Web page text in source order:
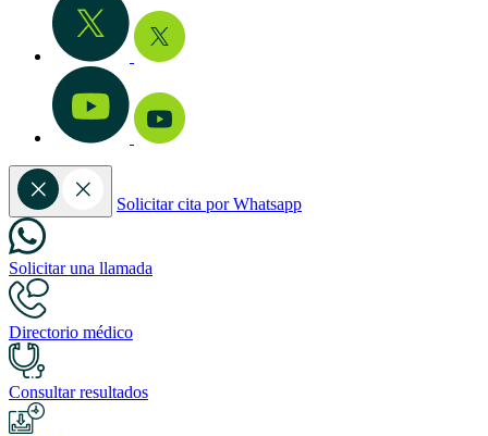
Solicitar cita por Whatsapp
Solicitar una llamada
Directorio médico
Consultar resultados